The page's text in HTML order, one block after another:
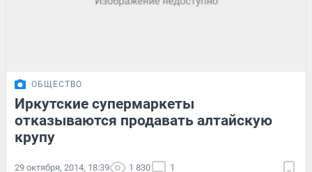
ОБЩЕСТВО
Иркутские супермаркеты
отказываются продавать алтайскую
крупу
29 октября, 2014, 18:39 1 830 1